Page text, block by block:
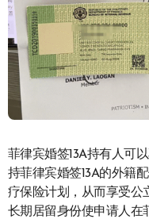
菲律宾婚签13A持有人可
持菲律宾婚签13A的外籍
疗保险计划，从而享受公
长期居留身份使申请人在